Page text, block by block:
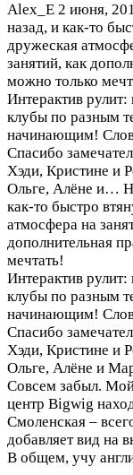
Alex_E 2 июня,
назад, и как-то
дружеская
занятий, как
можно только
Интерактив
клубы по разным
начинающим!
Спасибо
Хэди, Кристине и
Ольге, Алёне и…
как-то быстро
атмосфера на
дополнительная
мечтать!
Интерактив
клубы по разным
начинающим!
Спасибо
Хэди, Кристине и
Ольге, Алёне и
Совсем забыл.
центр Bigwig
Смоленская –
добавляет вид на
В общем, учу